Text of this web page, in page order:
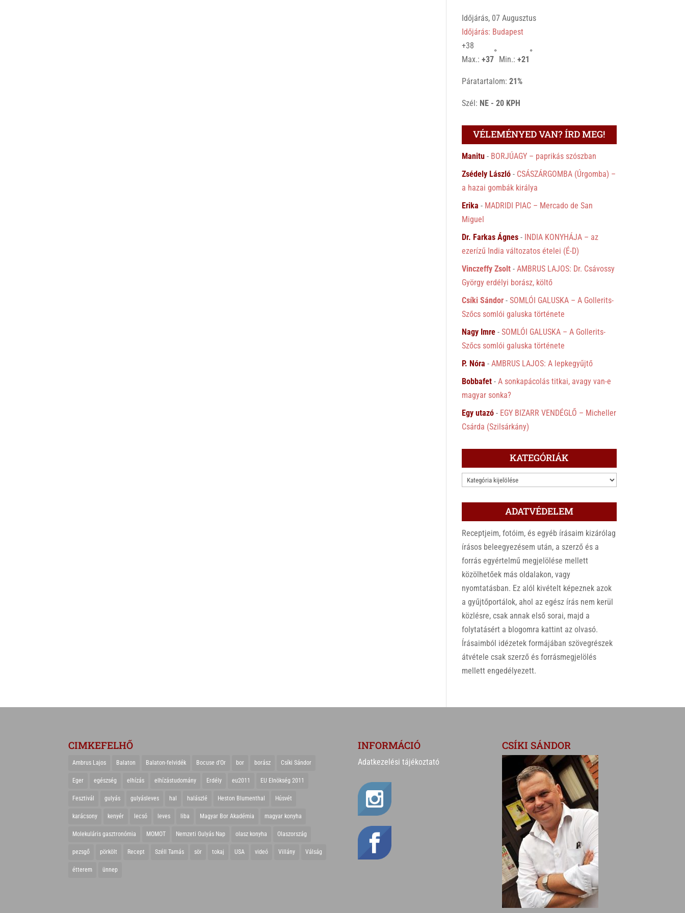
Időjárás, 07 Augusztus
Időjárás: Budapest
+38
Max.:+37
°
Min.:+21
°
Páratartalom:21%
Szél: NE - 20 KPH
VÉLEMÉNYED VAN? ÍRD MEG!
Manitu - BORJÚAGY – paprikás szószban
Zsédely László - CSÁSZÁRGOMBA (Úrgomba) –
a hazai gombák királya
Erika - MADRIDI PIAC – Mercado de San
Miguel
Dr. Farkas Ágnes - INDIA KONYHÁJA – az
ezerízű India változatos ételei (É-D)
Vinczeffy Zsolt -AMBRUS LAJOS: Dr. Csávossy
György erdélyi borász, költő
Csíki Sándor -SOMLÓI GALUSKA – A Gollerits-
Szőcs somlói galuska története
Nagy Imre -SOMLÓI GALUSKA – A Gollerits-
Szőcs somlói galuska története
P. Nóra -AMBRUS LAJOS: A lepkegyűjtő
Bobbafet -A sonkapácolás titkai, avagy van-e
magyar sonka?
Egy utazó - EGY BIZARR VENDÉGLŐ – Micheller
Csárda (Szilsárkány)
KATEGÓRIÁK
KATEGÓRIÁK
ADATVÉDELEM
Receptjeim, fotóim, és egyéb írásaim kizárólag
írásos beleegyezésem után, a szerző és a
forrás egyértelmű megjelölése mellett
közölhetőek más oldalakon, vagy
nyomtatásban. Ez alól kivételt képeznek azok
a gyűjtőportálok, ahol az egész írás nem kerül
közlésre, csak annak első sorai, majd a
folytatásért a blogomra kattint az olvasó.
Írásaimból idézetek formájában szövegrészek
átvétele csak szerző és forrásmegjelölés
mellett engedélyezett.
CIMKEFELHŐ
Ambrus Lajos Balaton Balaton-felvidék Bocuse d'Or bor borász Csíki Sándor
Eger egészség elhízás elhízástudomány Erdély eu2011 EU Elnökség 2011
Fesztivál gulyás gulyásleves hal halászlé Heston Blumenthal Húsvét
karácsony kenyér lecsó leves liba Magyar Bor Akadémia magyar konyha
Molekuláris gasztronómia MOMOT Nemzeti Gulyás Nap olasz konyha Olaszország
pezsgő pörkölt Recept Széll Tamás sör tokaj USA videó Villány Válság
étterem ünnep
INFORMÁCIÓ
Adatkezelési tájékoztató
CSÍKI SÁNDOR